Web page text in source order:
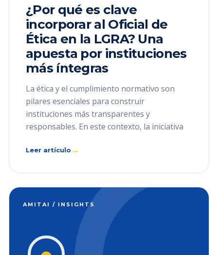
¿Por qué es clave
incorporar al Oficial de
Ética en la LGRA? Una
apuesta por instituciones
más íntegras
La ética y el cumplimiento normativo son
pilares esenciales para construir
instituciones más transparentes y
responsables. En este contexto, la iniciativa
Leer artículo →
AMITAI / INSIGHTS